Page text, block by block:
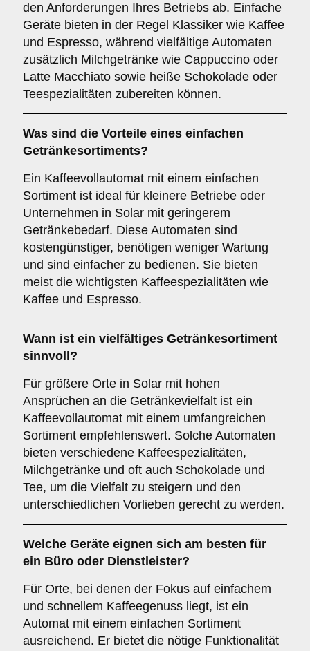
den Anforderungen Ihres Betriebs ab. Einfache
Geräte bieten in der Regel Klassiker wie Kaffee
und Espresso, während vielfältige Automaten
zusätzlich Milchgetränke wie Cappuccino oder
Latte Macchiato sowie heiße Schokolade oder
Teespezialitäten zubereiten können.
Was sind die Vorteile eines einfachen
Getränkesortiments?
Ein Kaffeevollautomat mit einem einfachen
Sortiment ist ideal für kleinere Betriebe oder
Unternehmen in Solar mit geringerem
Getränkebedarf. Diese Automaten sind
kostengünstiger, benötigen weniger Wartung
und sind einfacher zu bedienen. Sie bieten
meist die wichtigsten Kaffeespezialitäten wie
Kaffee und Espresso.
Wann ist ein vielfältiges Getränkesortiment
sinnvoll?
Für größere Orte in Solar mit hohen
Ansprüchen an die Getränkevielfalt ist ein
Kaffeevollautomat mit einem umfangreichen
Sortiment empfehlenswert. Solche Automaten
bieten verschiedene Kaffeespezialitäten,
Milchgetränke und oft auch Schokolade und
Tee, um die Vielfalt zu steigern und den
unterschiedlichen Vorlieben gerecht zu werden.
Welche Geräte eignen sich am besten für
ein Büro oder Dienstleister?
Für Orte, bei denen der Fokus auf einfachem
und schnellem Kaffeegenuss liegt, ist ein
Automat mit einem einfachen Sortiment
ausreichend. Er bietet die nötige Funktionalität